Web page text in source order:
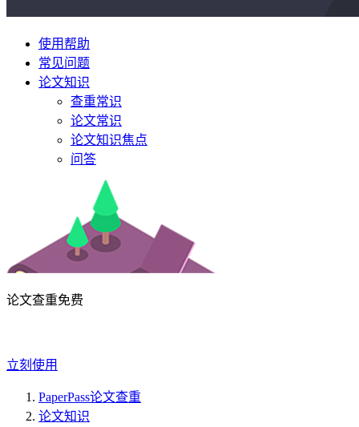
使用帮助
常见问题
论文知识
查重常识
论文常识
论文知识焦点
问答
论文查重免费
立刻使用
PaperPass论文查重
论文知识